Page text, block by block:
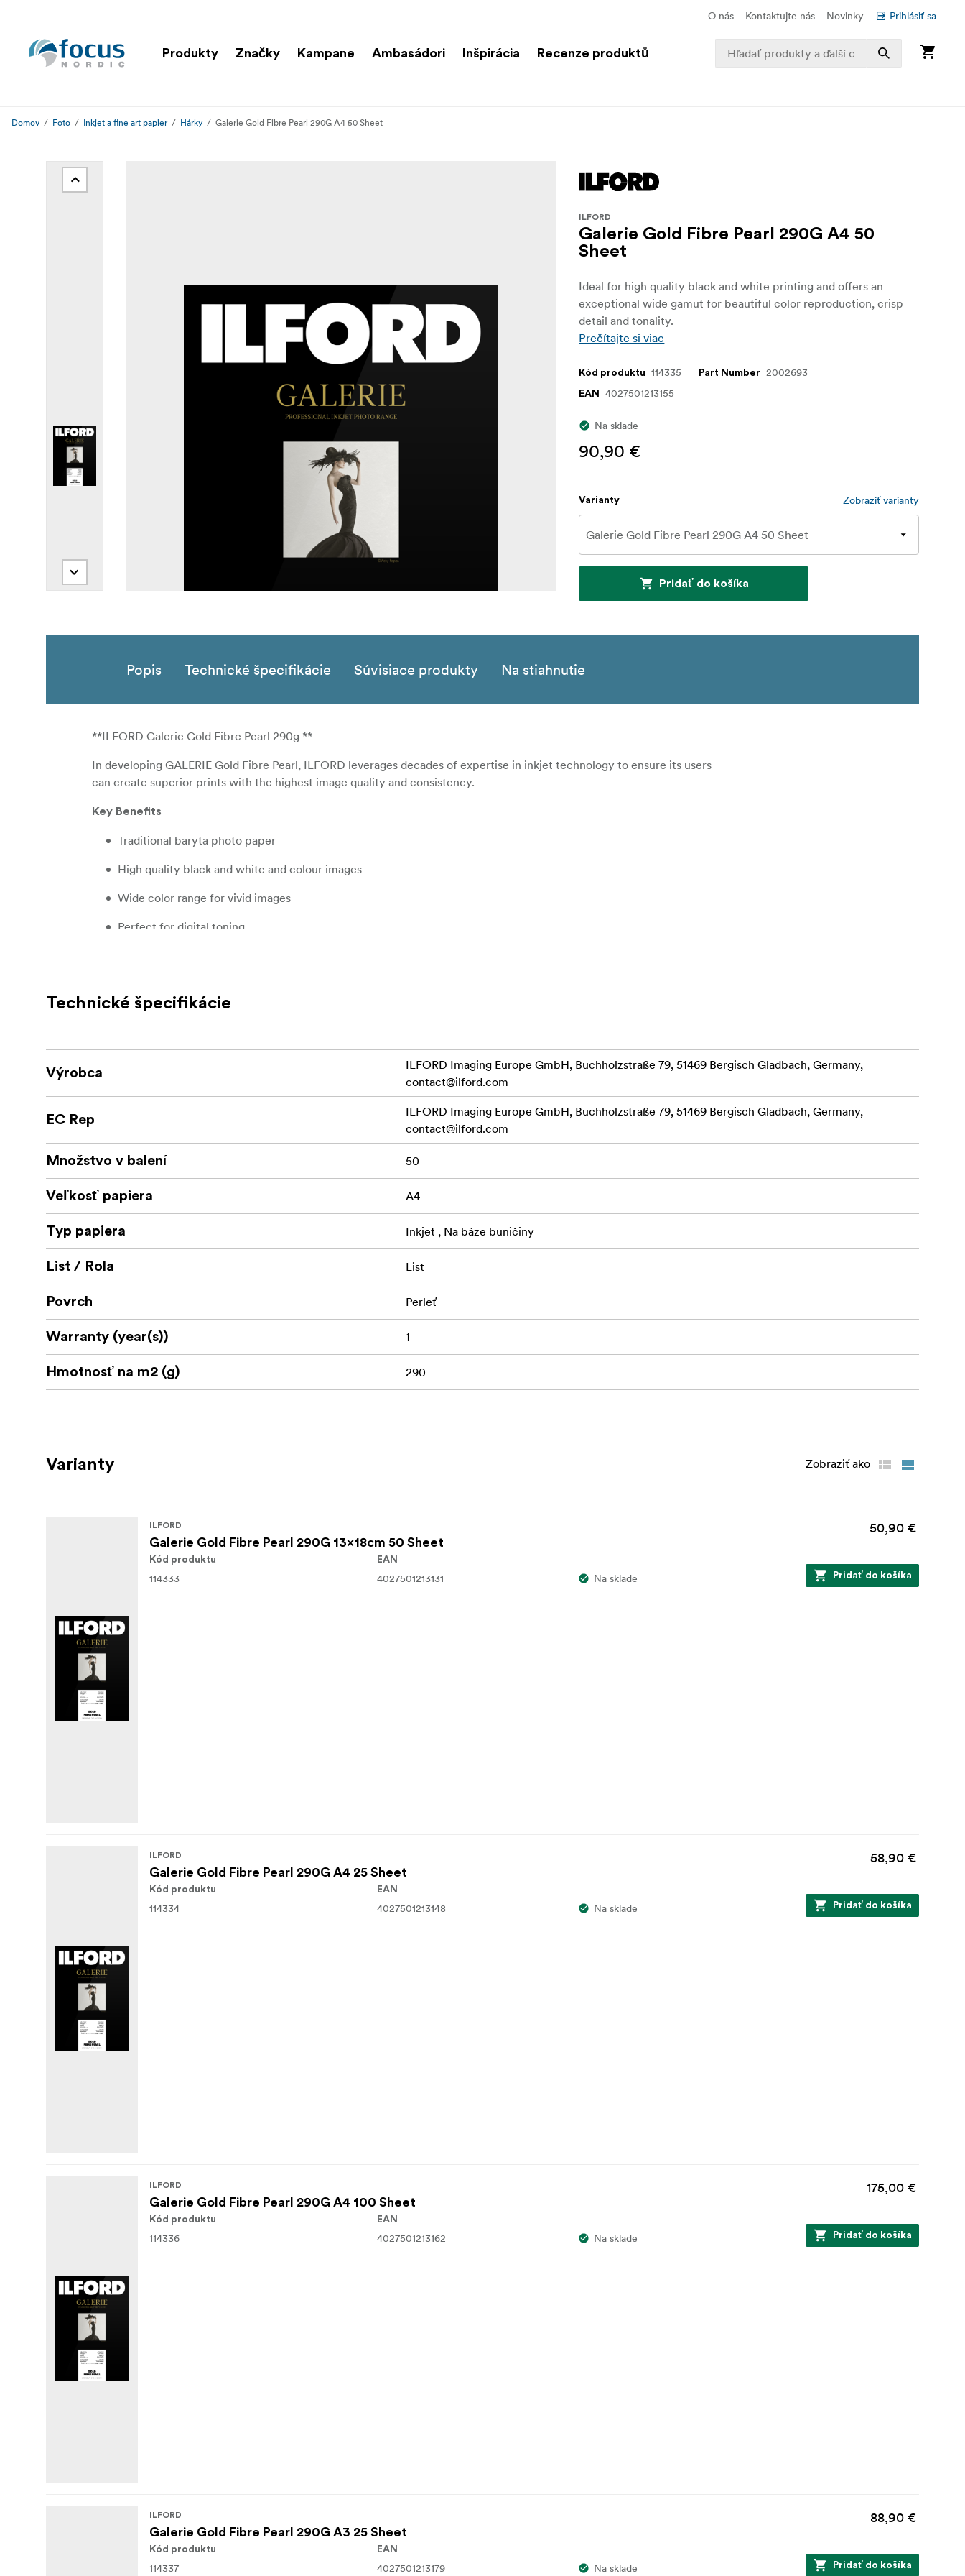
O nás Kontaktujte nás Novinky Prihlásiť sa
Produkty Značky Kampane Ambasádori Inšpirácia Recenze produktů
Domov Foto Inkjet a fine art papier Hárky Galerie Gold Fibre Pearl 290G A4 50 Sheet
ILFORD
Galerie Gold Fibre Pearl 290G A4 50
Sheet
Ideal for high quality black and white printing and offers an
exceptional wide gamut for beautiful color reproduction, crisp
detail and tonality.
Prečítajte si viac
Kód produktu 114335 Part Number 2002693
EAN 4027501213155
Na sklade
90,90 €
Varianty Zobraziť varianty
Pridať do košíka
Popis Technické špecifikácie Súvisiace produkty Na stiahnutie
**ILFORD Galerie Gold Fibre Pearl 290g **
In developing GALERIE Gold Fibre Pearl, ILFORD leverages decades of expertise in inkjet technology to ensure its users
can create superior prints with the highest image quality and consistency.
Key Benefits
Traditional baryta photo paper
High quality black and white and colour images
Wide color range for vivid images
Perfect for digital toning
Technické špecifikácie
Výrobca
ILFORD Imaging Europe GmbH, Buchholzstraße 79, 51469 Bergisch Gladbach, Germany,
contact@ilford.com
EC Rep
ILFORD Imaging Europe GmbH, Buchholzstraße 79, 51469 Bergisch Gladbach, Germany,
contact@ilford.com
Množstvo v balení 50
Veľkosť papiera A4
Typ papiera Inkjet , Na báze buničiny
List / Rola List
Povrch Perleť
Warranty (year(s)) 1
Hmotnosť na m2 (g) 290
Varianty Zobraziť ako
ILFORD
Galerie Gold Fibre Pearl 290G 13x18cm 50 Sheet
50,90 €
Kód produktu
114333
EAN
4027501213131 Na sklade Pridať do košíka
ILFORD
Galerie Gold Fibre Pearl 290G A4 25 Sheet
58,90 €
Kód produktu
114334
EAN
4027501213148 Na sklade Pridať do košíka
ILFORD
Galerie Gold Fibre Pearl 290G A4 100 Sheet
175,00 €
Kód produktu
114336
EAN
4027501213162 Na sklade Pridať do košíka
ILFORD
Galerie Gold Fibre Pearl 290G A3 25 Sheet
88,90 €
Kód produktu
114337
EAN
4027501213179 Na sklade Pridať do košíka